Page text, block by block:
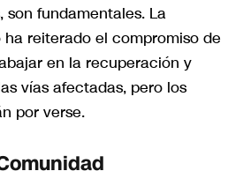
son fundamentales. La
reiterado el compromiso de
en la recuperación y
vías afectadas, pero los
por verse.